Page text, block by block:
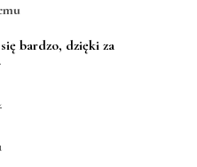
bardzo, dzięki za